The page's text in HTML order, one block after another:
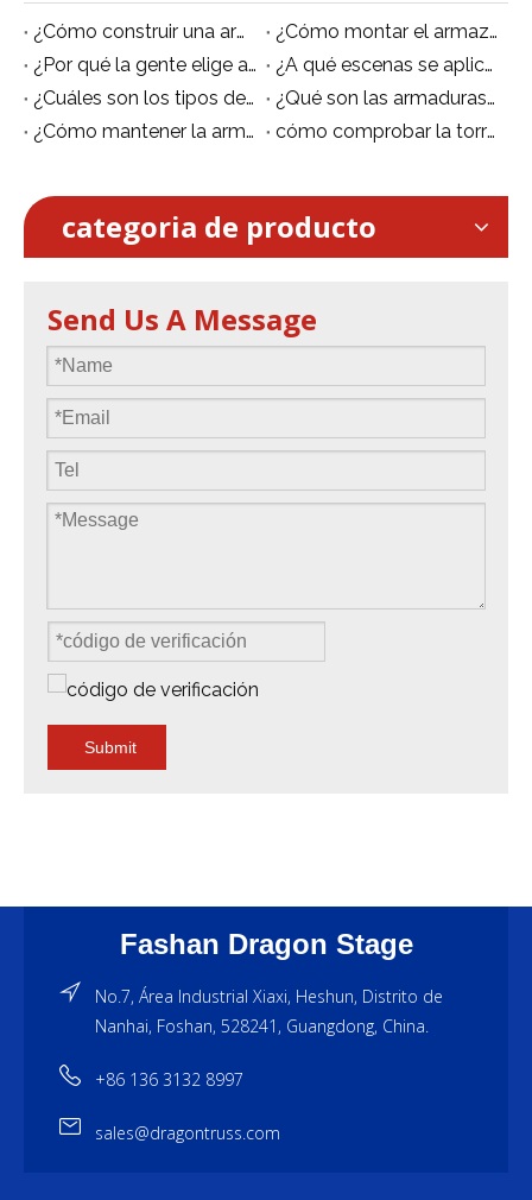
¿Cómo construir una armadura de escenario?
¿Cómo montar el armazón del escenario?
¿Por qué la gente elige armazones de aluminio en lugar de armazones de hierro?
¿A qué escenas se aplican las armaduras escénicas?
¿Cuáles son los tipos de truss de aluminio?
¿Qué son las armaduras de aluminio?
¿Cómo mantener la armadura de aluminio?
cómo comprobar la torre de andamio de aluminio correctamente de la manera correcta
categoria de producto
Send Us A Message
Submit
Fashan Dragon Stage
No.7, Área Industrial Xiaxi, Heshun, Distrito de
Nanhai, Foshan, 528241, Guangdong, China.
+86 136 3132 8997
sales@dragontruss.com